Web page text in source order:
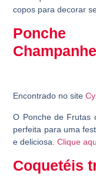
copos para decorar
Champanhe
Encontrado no site
O Ponche de Frutas
perfeita para uma
e deliciosa.Clique
Coquetéis